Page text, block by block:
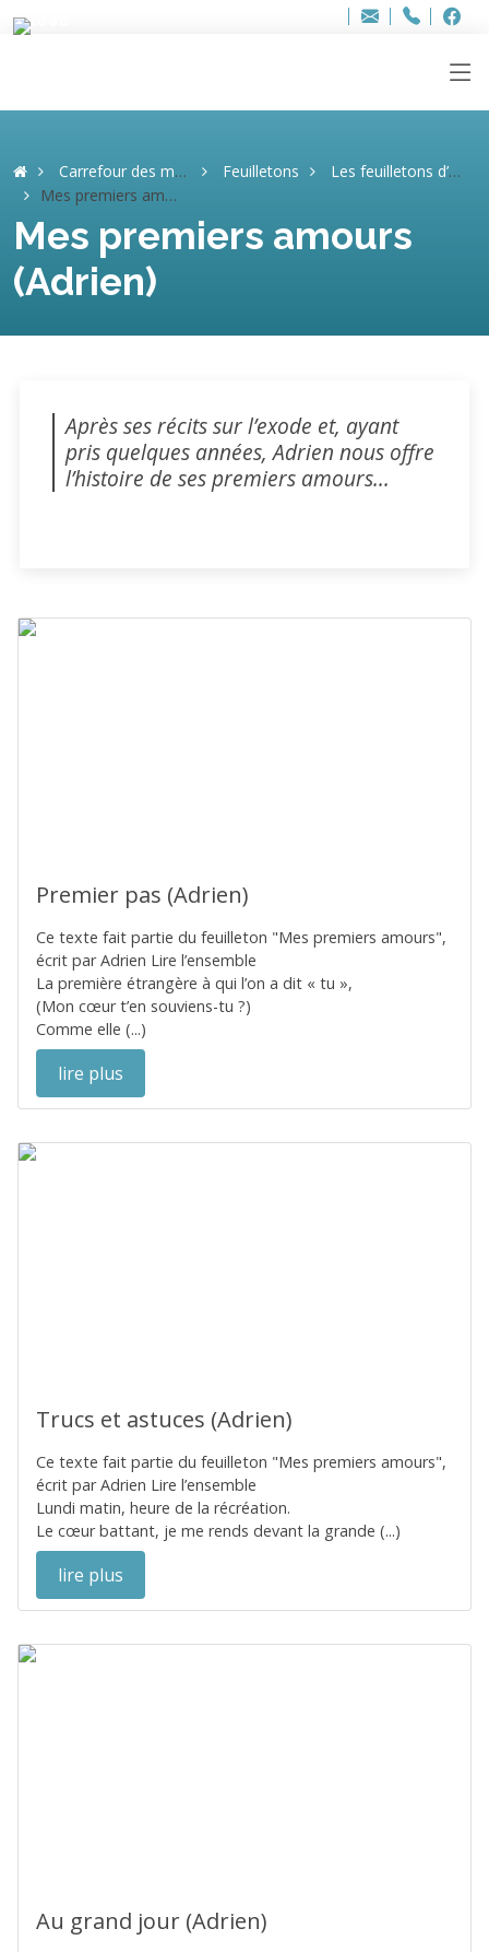
Adresse
info..hâthe..
Tel.
Tel.
Carrefour des mémoires Feuilletons
Les feuilletons d’Adrien
Mes premiers amours (Adrien)
Mes premiers amours
(Adrien)
Après ses récits sur l’exode et, ayant
pris quelques années, Adrien nous offre
l’histoire de ses premiers amours...
Premier pas (Adrien)
Ce texte fait partie du feuilleton "Mes premiers amours",
écrit par Adrien Lire l’ensemble
La première étrangère à qui l’on a dit « tu »,
(Mon cœur t’en souviens-tu ?)
Comme elle (...)
lire plus
Trucs et astuces (Adrien)
Ce texte fait partie du feuilleton "Mes premiers amours",
écrit par Adrien Lire l’ensemble
Lundi matin, heure de la récréation.
Le cœur battant, je me rends devant la grande (...)
lire plus
Au grand jour (Adrien)